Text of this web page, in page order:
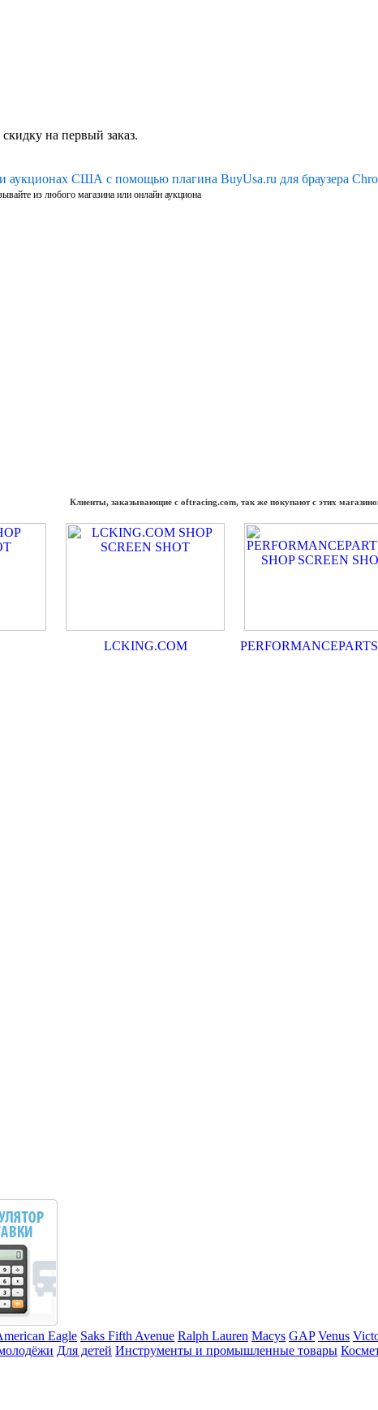
на первый заказ.
аукционах США с помощью плагина BuyUsa.ru для браузера
из любого магазина или онлайн аукциона
Клиенты, заказывающие с oftracing.com, так же покупают с этих
LCKING.COM
Eagle Saks Fifth Avenue Ralph Lauren Macys GAP Venus
Для детей Инструменты и промышленные товары